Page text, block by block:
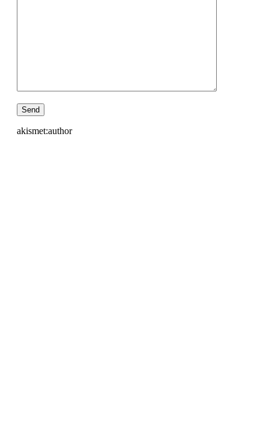
akismet:author